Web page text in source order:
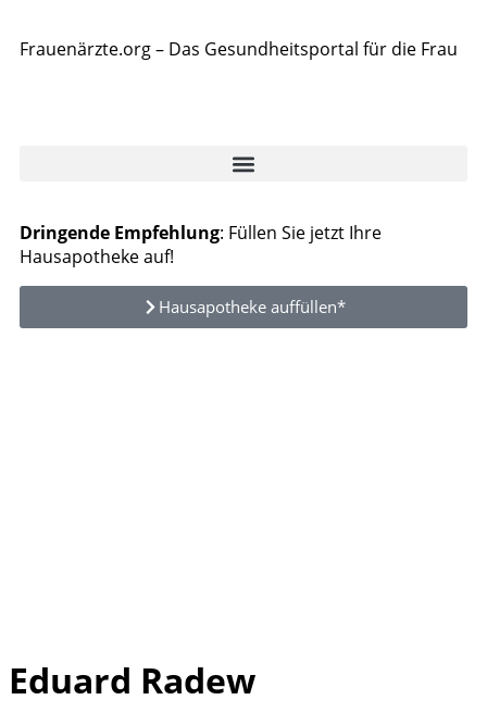
Frauenärzte.org – Das Gesundheitsportal für die Frau
Dringende Empfehlung: Füllen Sie jetzt Ihre
Hausapotheke auf!
Hausapotheke auffüllen*
Eduard Radew